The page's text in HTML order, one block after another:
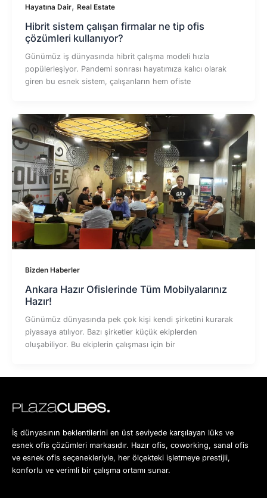
Hayatına Dair, Real Estate
Hibrit sistem çalışan firmalar ne tip ofis
çözümleri kullanıyor?
Günümüz iş dünyasında hibrit çalışma modeli hızla
popülerleşiyor. Pandemi sonrası hayatımıza kalıcı olarak
giren bu esnek sistem, çalışanların hem ofiste
Bizden Haberler
Ankara Hazır Ofislerinde Tüm Mobilyalarınız
Hazır!
Günümüz dünyasında pek çok kişi kendi şirketini kurarak
piyasaya atılıyor. Bazı şirketler küçük ekiplerden
oluşabiliyor. Bu ekiplerin çalışması için bir
İş dünyasının beklentilerini en üst seviyede karşılayan lüks ve
esnek ofis çözümleri markasıdır. Hazır ofis, coworking, sanal ofis
ve esnek ofis seçenekleriyle, her ölçekteki işletmeye prestijli,
konforlu ve verimli bir çalışma ortamı sunar.